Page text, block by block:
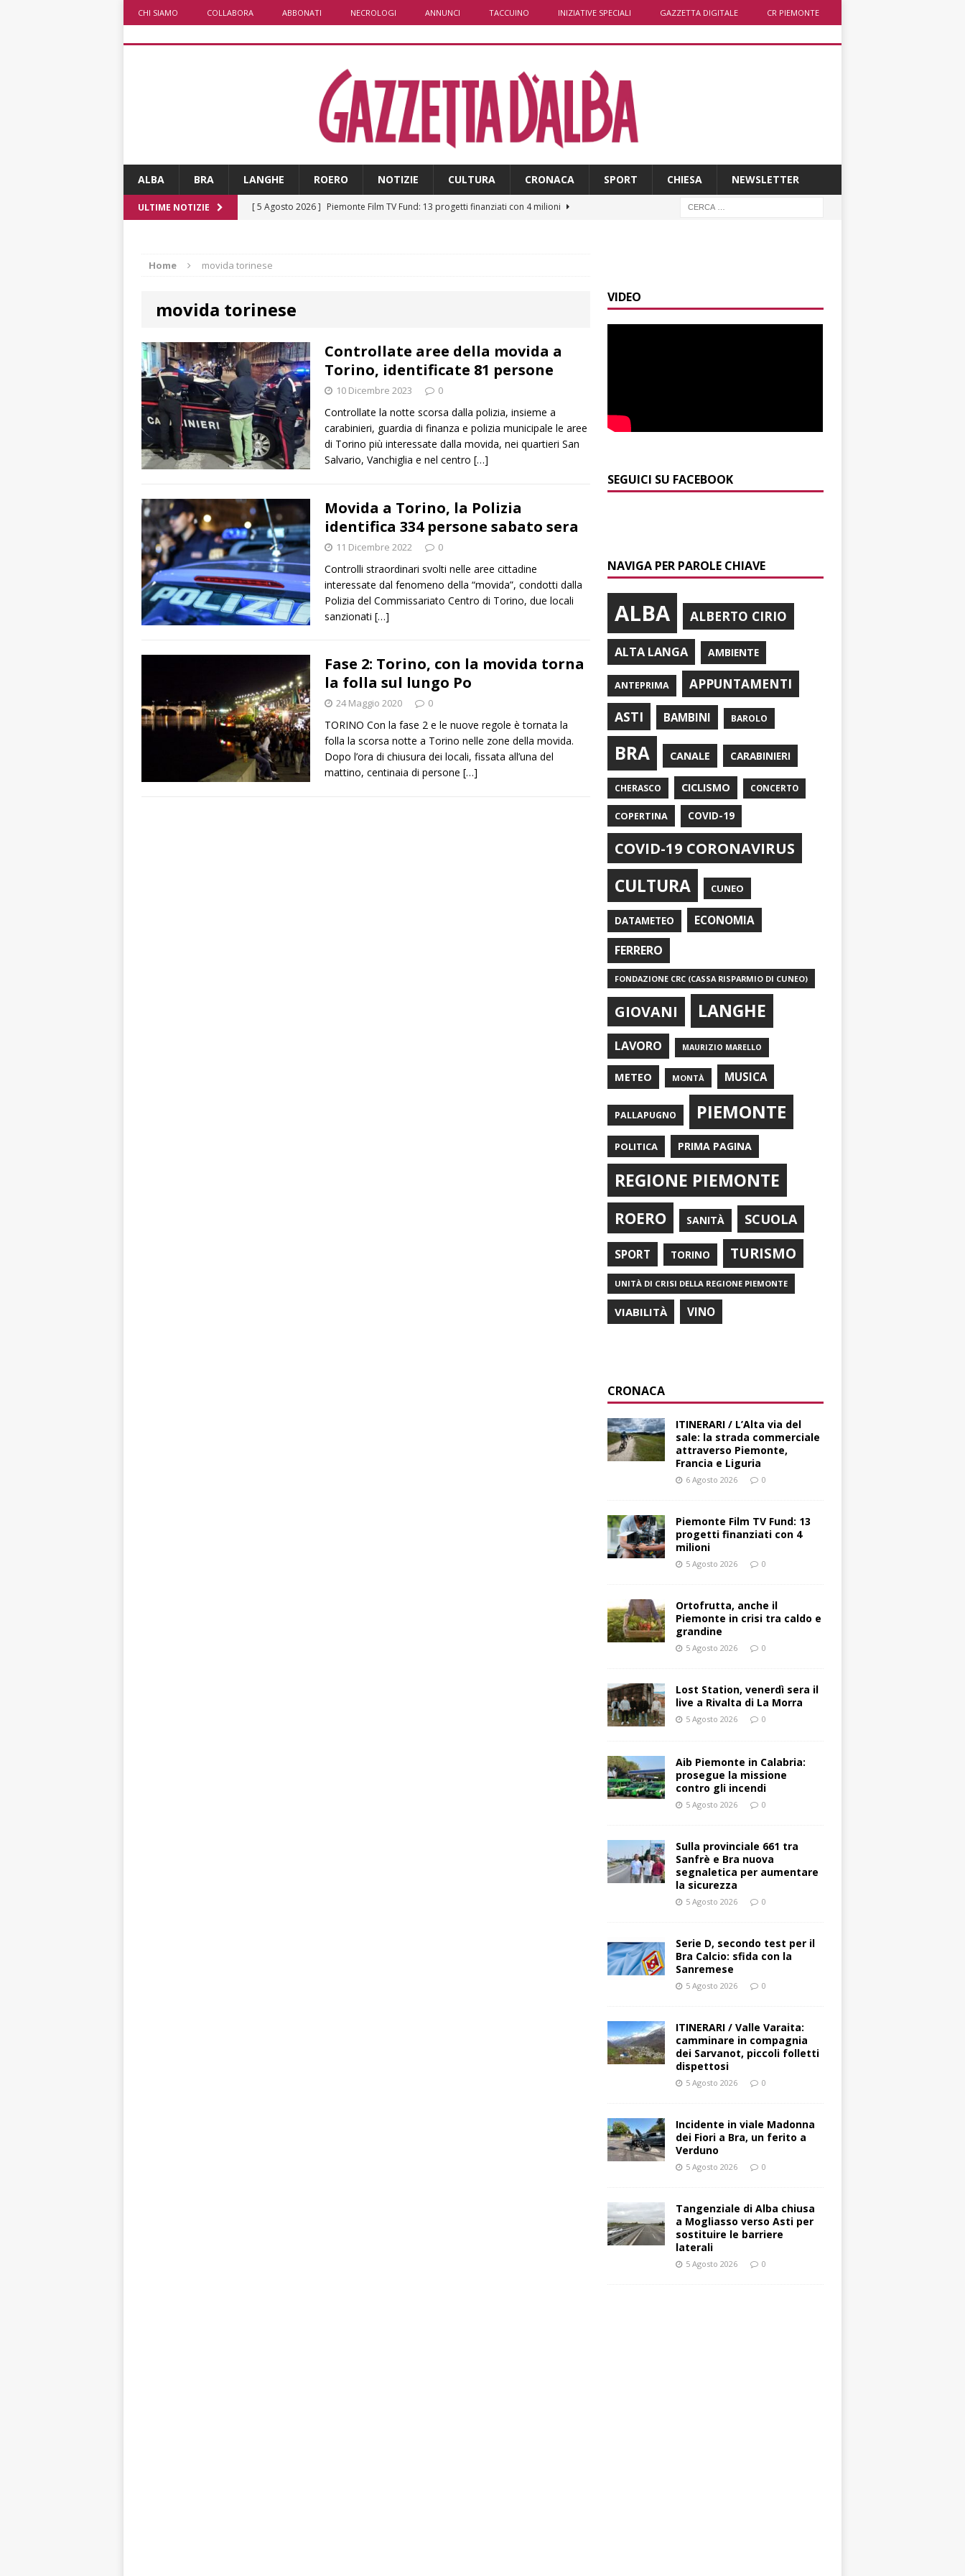
CHI SIAMO COLLABORA ABBONATI NECROLOGI ANNUNCI TACCUINO INIZIATIVE SPECIALI GAZZETTA DIGITALE CR PIEMONTE
ALBA BRA LANGHE ROERO NOTIZIE CULTURA CRONACA SPORT CHIESA NEWSLETTER
ULTIME NOTIZIE [ 5 Agosto 2026 ] Piemonte Film TV Fund: 13 progetti finanziati con 4 milioni
[ 5 Agosto 2026 ]
[ 5 Agosto 2026 ]
Sulla provinciale 661 tra Sanfrè e Bra nuova segnaletica per
aumentare la sicurezza
BRA
[ 5 Agosto 2026 ]
BRA
[ 5 Agosto 2026 ]
ITINERARI / Valle Varaita: camminare in compagnia dei
[ 5 Agosto 2026 ]
Incidente in viale Madonna dei Fiori a Bra, un ferito a Verduno
BRA
[ 6 Agosto 2026 ]
ITINERARI / L’Alta via del sale: la strada commerciale attraverso
Piemonte, Francia e Liguria
ALTRE NOTIZIE
Home movida torinese
movida torinese
Controllate aree della movida a
Torino, identificate 81 persone
10 Dicembre 2023 0
Controllate la notte scorsa dalla polizia, insieme a
carabinieri, guardia di finanza e polizia municipale le aree
di Torino più interessate dalla movida, nei quartieri San
Salvario, Vanchiglia e nel centro […]
Movida a Torino, la Polizia
identifica 334 persone sabato sera
11 Dicembre 2022 0
Controlli straordinari svolti nelle aree cittadine
interessate dal fenomeno della “movida”, condotti dalla
Polizia del Commissariato Centro di Torino, due locali
sanzionati […]
Fase 2: Torino, con la movida torna
la folla sul lungo Po
24 Maggio 2020 0
TORINO Con la fase 2 e le nuove regole è tornata la
folla la scorsa notte a Torino nelle zone della movida.
Dopo l’ora di chiusura dei locali, fissata all’una del
mattino, centinaia di persone […]
VIDEO
SEGUICI SU FACEBOOK
NAVIGA PER PAROLE CHIAVE
ALBA ALBERTO CIRIO
ALTA LANGA AMBIENTE
ANTEPRIMA
APPUNTAMENTI
ASTI
BAMBINI BAROLO
BRA CANALE CARABINIERI
CHERASCO CICLISMO CONCERTO
COPERTINA COVID-19
COVID-19 CORONAVIRUS
CULTURA CUNEO
DATAMETEO ECONOMIA
FERRERO
FONDAZIONE CRC (CASSA RISPARMIO DI CUNEO)
GIOVANI LANGHE
LAVORO MAURIZIO MARELLO
METEO MONTÀ MUSICA
PALLAPUGNO PIEMONTE
POLITICA PRIMA PAGINA
REGIONE PIEMONTE
ROERO SANITÀ SCUOLA
SPORT TORINO TURISMO
UNITÀ DI CRISI DELLA REGIONE PIEMONTE
VIABILITÀ VINO
CRONACA
ITINERARI / L’Alta via del
sale: la strada commerciale
attraverso Piemonte,
Francia e Liguria
6 Agosto 2026 0
Piemonte Film TV Fund: 13
progetti finanziati con 4
milioni
5 Agosto 2026 0
Ortofrutta, anche il
Piemonte in crisi tra caldo e
grandine
5 Agosto 2026 0
Lost Station, venerdì sera il
live a Rivalta di La Morra
5 Agosto 2026 0
Aib Piemonte in Calabria:
prosegue la missione
contro gli incendi
5 Agosto 2026 0
Sulla provinciale 661 tra
Sanfrè e Bra nuova
segnaletica per aumentare
la sicurezza
5 Agosto 2026 0
Serie D, secondo test per il
Bra Calcio: sfida con la
Sanremese
5 Agosto 2026 0
ITINERARI / Valle Varaita:
camminare in compagnia
dei Sarvanot, piccoli folletti
dispettosi
5 Agosto 2026 0
Incidente in viale Madonna
dei Fiori a Bra, un ferito a
Verduno
5 Agosto 2026 0
Tangenziale di Alba chiusa
a Mogliasso verso Asti per
sostituire le barriere
laterali
5 Agosto 2026 0